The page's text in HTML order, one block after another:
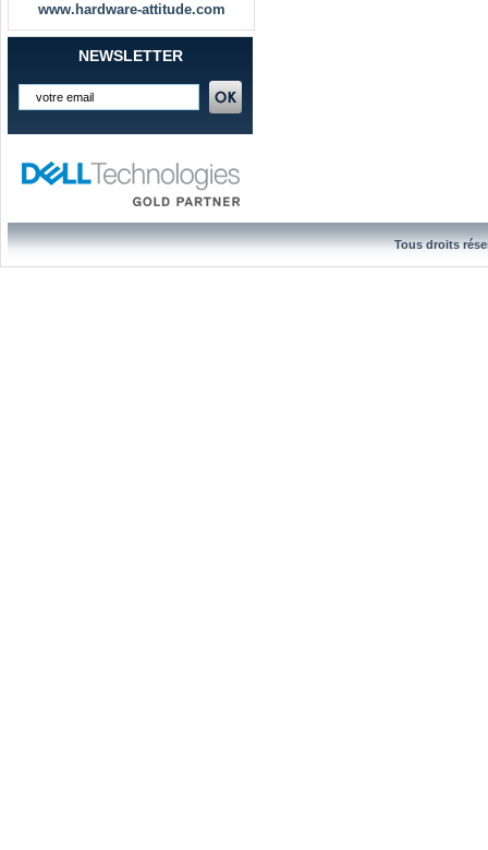
www.hardware-attitude.com
NEWSLETTER
Tous droits